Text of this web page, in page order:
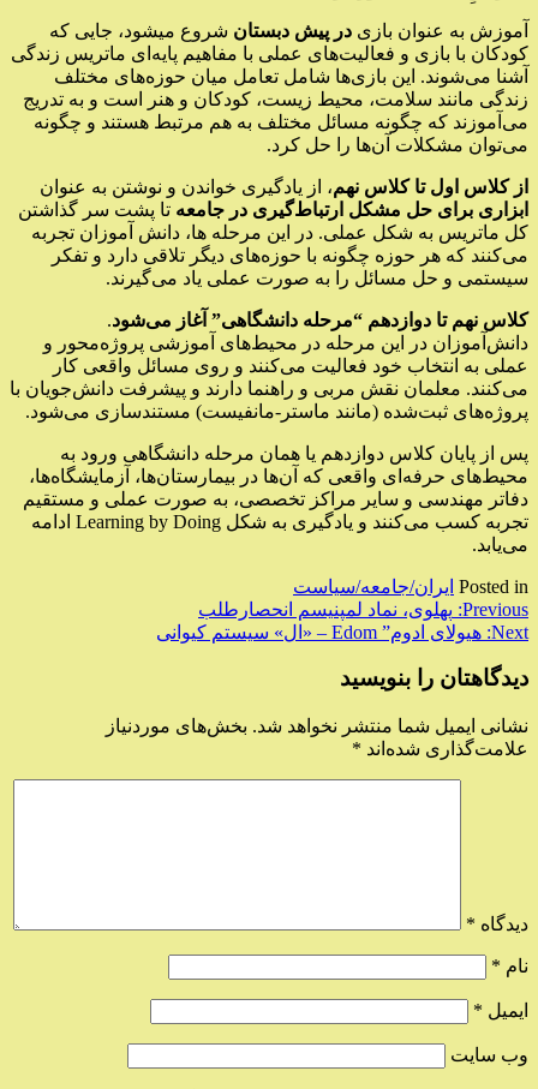
آموزش به عنوان بازی در پیش دبستان شروع میشود، جایی که
کودکان با بازی و فعالیت‌های عملی با مفاهیم پایه‌ای ماتریس زندگی
آشنا می‌شوند. این بازی‌ها شامل تعامل میان حوزه‌های مختلف
زندگی مانند سلامت، محیط زیست، کودکان و هنر است و به تدریج
می‌آموزند که چگونه مسائل مختلف به هم مرتبط هستند و چگونه
می‌توان مشکلات آن‌ها را حل کرد.
از کلاس اول تا کلاس نهم، از یادگیری خواندن و نوشتن به عنوان
ابزاری برای حل مشکل ارتباط‌گیری در جامعه تا پشت سر گذاشتن
کل ماتریس به شکل عملی. در این مرحله ها، دانش آموزان تجربه
می‌کنند که هر حوزه چگونه با حوزه‌های دیگر تلاقی دارد و تفکر
سیستمی و حل مسائل را به صورت عملی یاد می‌گیرند.
کلاس نهم تا دوازدهم “مرحله دانشگاهی” آغاز می‌شود.
دانش‌آموزان در این مرحله در محیط‌های آموزشی پروژه‌محور و
عملی به انتخاب خود فعالیت می‌کنند و روی مسائل واقعی کار
می‌کنند. معلمان نقش مربی و راهنما دارند و پیشرفت دانش‌جویان با
پروژه‌های ثبت‌شده (مانند ماستر-مانفیست) مستندسازی می‌شود.
پس از پایان کلاس دوازدهم یا همان مرحله دانشگاهی ورود به
محیط‌های حرفه‌ای واقعی که آن‌ها در بیمارستان‌ها، آزمایشگاه‌ها،
دفاتر مهندسی و سایر مراکز تخصصی، به صورت عملی و مستقیم
تجربه کسب می‌کنند و یادگیری به شکل Learning by Doing ادامه
می‌یابد.
Posted in ایران/جامعه/سیاست
راهبری
نوشته
Previous: پهلوی، نماد لمپنیسم انحصارطلب
Next: هیولای ادوم” Edom – «ال» سیستم کیوانی
دیدگاهتان را بنویسید
نشانی ایمیل شما منتشر نخواهد شد. بخش‌های موردنیاز
علامت‌گذاری شده‌اند *
دیدگاه *
نام *
ایمیل *
وب‌ سایت